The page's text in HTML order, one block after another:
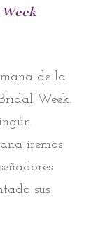
de la
Week.
iremos
sus